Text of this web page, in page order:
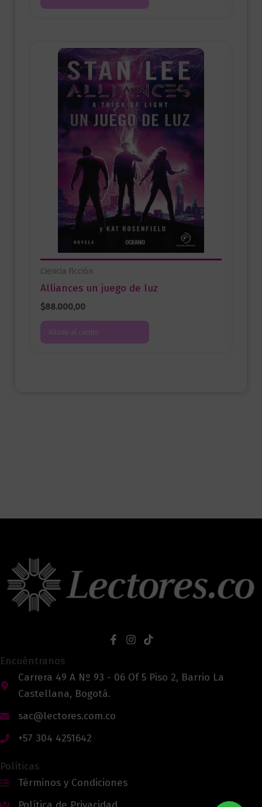
Ciencia Ficción
Alliances un juego de luz
$88.000,00
Añadir al carrito
Encuéntranos
Carrera 49 A Nº 93 - 06 Of 5 Piso 2, Barrio La
Castellana, Bogotá.
sac@lectores.com.co
+57 304 4251642
Políticas
Términos y Condiciones